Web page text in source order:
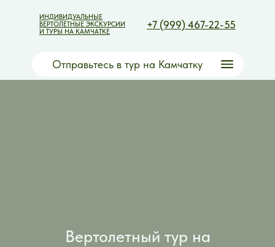
ИНДИВИДУАЛЬНЫЕ
ВЕРТОЛЕТНЫЕ ЭКСКУРСИИ
И ТУРЫ НА КАМЧАТКЕ
+7 (999) 467-22-55
Отправьтесь в тур на Камчатку
Вертолетный тур на